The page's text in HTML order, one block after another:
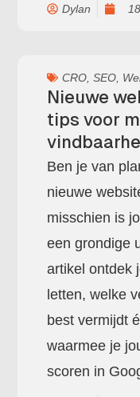
Dylan
CRO ,SEO
Nieuwe
tips voor
Ben je van
nieuwe
misschien is
een grondige
artikel ontdek
letten, welke
best vermijdt
waarmee je
scoren in